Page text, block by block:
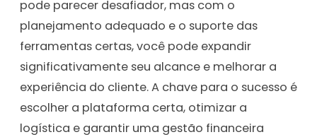
pode parecer desafiador, mas com o
planejamento adequado e o suporte das
ferramentas certas, você pode expandir
significativamente seu alcance e melhorar a
experiência do cliente. A chave para o sucesso é
escolher a plataforma certa, otimizar a
logística e garantir uma gestão financeira